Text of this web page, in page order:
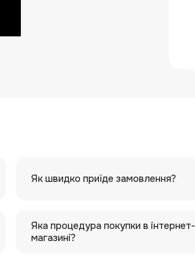
Як швидко приїде замовлення?
Яка процедура покупки в інтернет-
магазині?